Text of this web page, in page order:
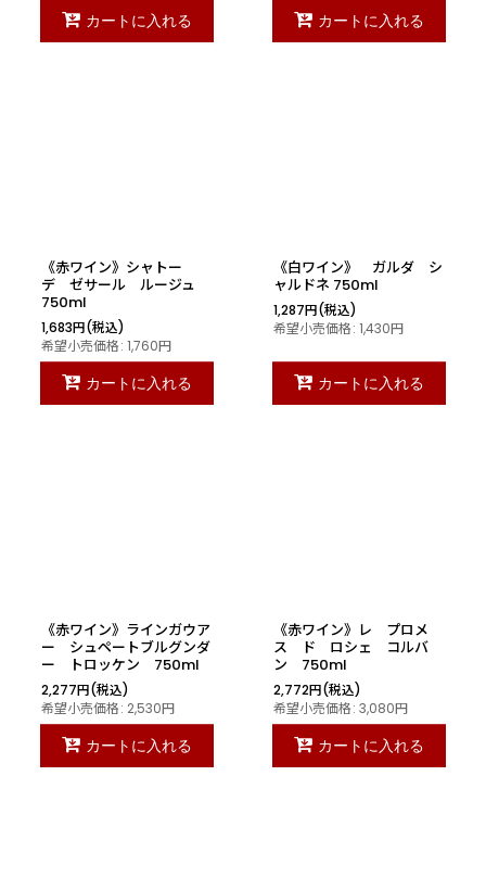
カートに入れる カートに入れる
《赤ワイン》シャトー
デ ゼサール ルージュ
750ml
1,683円(税込)
希望小売価格: 1,760円
カートに入れる
《白ワイン》 ガルダ シ
ャルドネ 750ml
1,287円(税込)
希望小売価格: 1,430円
カートに入れる
《赤ワイン》ラインガウア
ー シュペートブルグンダ
ー トロッケン 750ml
2,277円(税込)
希望小売価格: 2,530円
カートに入れる
《赤ワイン》レ プロメ
ス ド ロシェ コルバ
ン 750ml
2,772円(税込)
希望小売価格: 3,080円
カートに入れる